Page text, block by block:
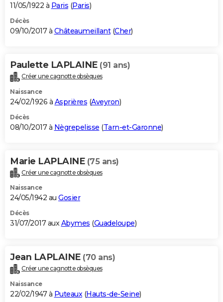
11/05/1922 à Paris (Paris)
Décès
09/10/2017 à Châteaumeillant(Cher)
Paulette LAPLAINE (91 ans)
Créer une cagnotte obsèques
Naissance
24/02/1926 à Asprières (Aveyron)
Décès
08/10/2017 à Nègrepelisse (Tarn-et-Garonne)
Marie LAPLAINE (75 ans)
Créer une cagnotte obsèques
Naissance
24/05/1942 au Gosier
Décès
31/07/2017 auxAbymes (Guadeloupe)
Jean LAPLAINE (70 ans)
Créer une cagnotte obsèques
Naissance
22/02/1947 à Puteaux(Hauts-de-Seine)